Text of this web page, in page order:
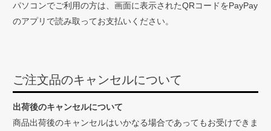
パソコンでご利用の方は、画面に表示されたQRコードをPayPay
のアプリで読み取ってお支払いください。
ご注文品のキャンセルについて
出荷後のキャンセルについて
商品出荷後のキャンセルはいかなる場合であってもお受けできま